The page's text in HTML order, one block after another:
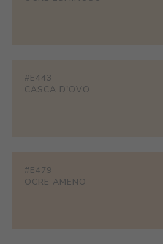
#E443
CASCA D'OVO
#E479
OCRE AMENO